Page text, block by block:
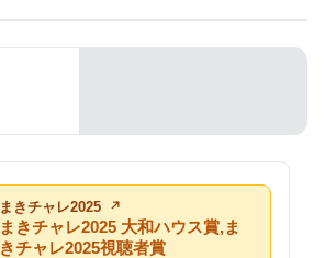
まきチャレ2025
まきチャレ2025 大和ハウス賞,ま
きチャレ2025視聴者賞